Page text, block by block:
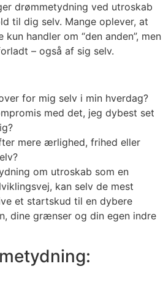
drømmetydning ved utroskab
til dig selv. Mange oplever, at
handler om “den anden”, men
– også af sig selv.
for mig selv i min hverdag?
med det, jeg dybest set
mere ærlighed, frihed eller
om utroskab som en
kan selv de mest
et startskud til en dybere
dine grænser og din egen indre